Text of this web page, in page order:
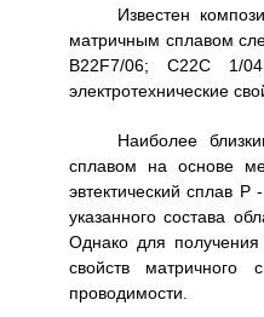
Известен
матричным сплавом
B22F7/06; С22С 1/
электротехнические
Наиболее
сплавом на основе
эвтектический сплав
указанного состава
Однако для
свойств матричного
проводимости.